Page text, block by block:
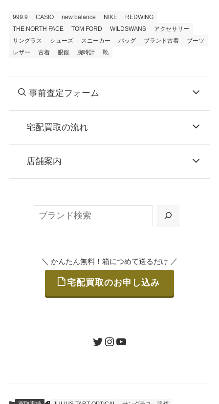
999.9 CASIO new balance NIKE
REDWING
THE NORTH FACE
TOM FORD WILDSWANS
アクセサリー
サングラス
シューズ スニーカー バッグ ブランド古着
ブーツ
レザー
古着 眼鏡 腕時計 靴
事前査定フォーム
宅配買取の流れ
お申込み
または梱包材不要の「集荷申込」からお選び
ご発送
査定結果のご承認 / 入金
店舗案内
＼ かんたん無料！箱につめて送るだけ ／
宅配買取のお申し込み
ツイッターインスタグラムユーチューブ